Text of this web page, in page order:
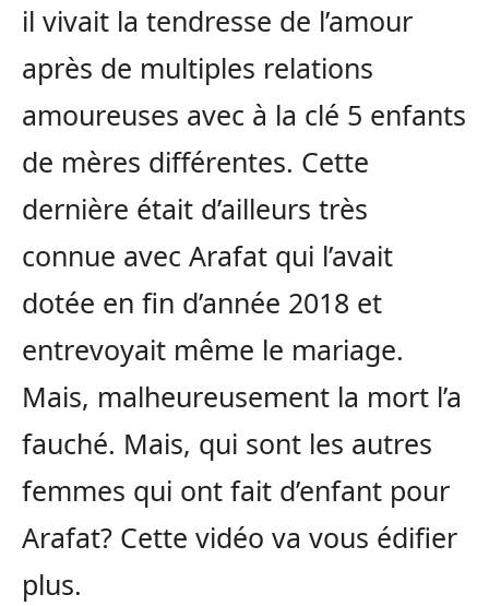
il vivait la tendresse de l’amour
après de multiples relations
amoureuses avec à la clé 5 enfants
de mères différentes. Cette
dernière était d’ailleurs très
connue avec Arafat qui l’avait
dotée en fin d’année 2018 et
entrevoyait même le mariage.
Mais, malheureusement la mort l’a
fauché. Mais, qui sont les autres
femmes qui ont fait d’enfant pour
Arafat? Cette vidéo va vous édifier
plus.